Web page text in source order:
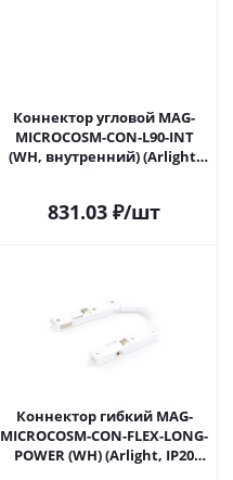
Коннектор угловой MAG-
MICROCOSM-CON-L90-INT
(WH, внутренний) (Arlight,
831.03 ₽/шт
Коннектор гибкий MAG-
MICROCOSM-CON-FLEX-LONG-
POWER (WH) (Arlight, IP20